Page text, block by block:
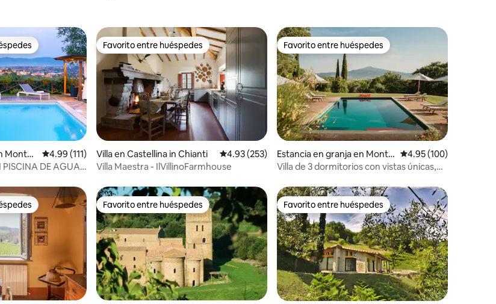
evaluaciones
entre huéspedes
Monte
Calificación promedio: 4.99 de 5; 111 evaluaciones
4.99 (111)
DE AGUA
Favorito entre huéspedes
Favorito entre huéspedes
Villa en Castellina in Chianti Calificación promedio: 4.93 de 5; 253 evaluaciones
4.93 (253)
Villa Maestra - IlVillinoFarmhouse
Favorito entre huéspedes
Favorito entre huéspedes
Estancia en granja en Monte
pulciano
Calificación promedio:
4.95 (100)
Villa de 3 dormitorios con vistas únicas,
evaluaciones
entre huéspedes Favorito entre huéspedes
Favorito entre huéspedes Favorito entre huéspedes
Favorito entre huéspedes